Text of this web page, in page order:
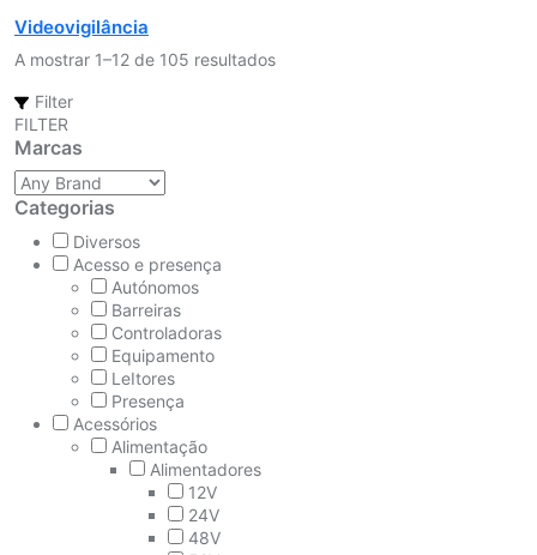
Videovigilância
A mostrar 1–12 de 105 resultados
Filter
FILTER
Marcas
Categorias
Diversos
Acesso e presença
Autónomos
Barreiras
Controladoras
Equipamento
LeItores
Presença
Acessórios
Alimentação
Alimentadores
12V
24V
48V